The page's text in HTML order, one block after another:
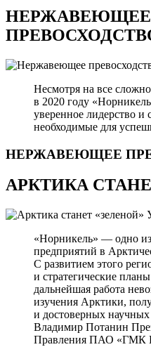
НЕРЖАВЕЮЩЕЕ
Несмотря на все
в 2020 году
уверенное лидерство и
необходимые для
НЕРЖАВЕЮЩЕЕ
АРКТИКА
«Норникель» — одно
предприятий в
С развитием этого
и стратегические
дальнейшая работа
изучения Арктики,
и достоверных
Владимир Потанин
Правления ПАО «ГМК